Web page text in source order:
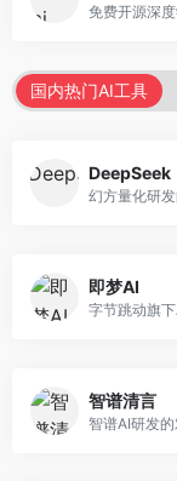
国内热门AI工具
DeepSeek
即梦AI
智谱清言